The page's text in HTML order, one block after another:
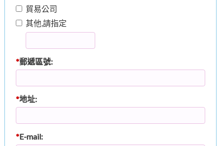
貿易公司
其他,請指定
*郵遞區號:
*地址:
*E-mail: